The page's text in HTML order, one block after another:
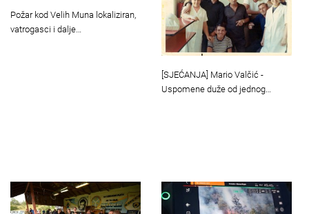
Požar kod Velih Muna lokaliziran,
vatrogasci i dalje…
[SJEĆANJA] Mario Valčić -
Uspomene duže od jednog…